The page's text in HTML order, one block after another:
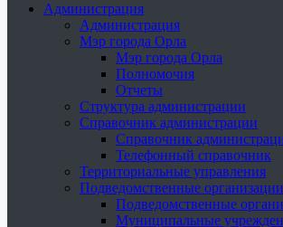
Администрация
Администрация
Мэр города Орла
Мэр города Орла
Полномочия
Отчеты
Структура администрации
Справочник администрации
Справочник
Телефонный справочник
Территориальные управления
Подведомственные организации
Подведомственные
Муниципальные